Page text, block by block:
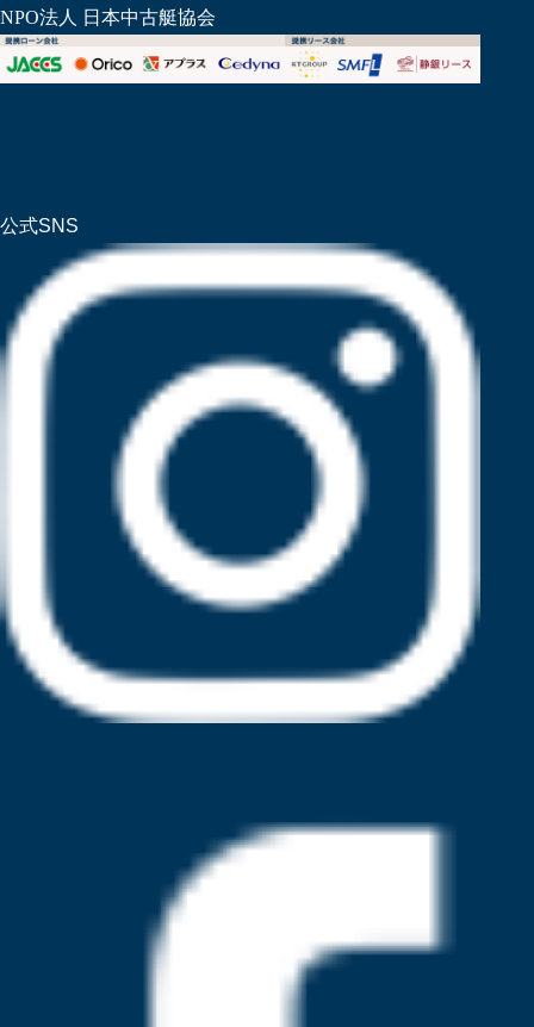
NPO法人 日本中古艇協会
公式SNS